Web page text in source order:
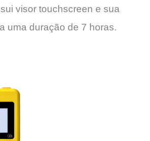
visor touchscreen e sua
uma duração de 7 horas.